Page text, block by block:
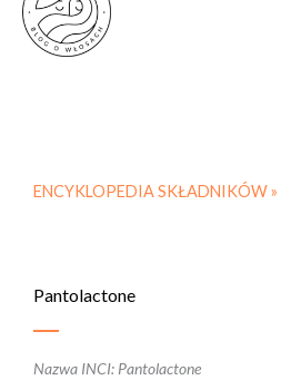
ENCYKLOPEDIA SKŁADNIKÓW »
Pantolactone
Nazwa INCI: Pantolactone